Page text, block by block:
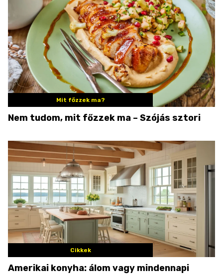
Mit főzzek ma?
Nem tudom, mit főzzek ma – Szójás sztori
Cikkek
Amerikai konyha: álom vagy mindennapi